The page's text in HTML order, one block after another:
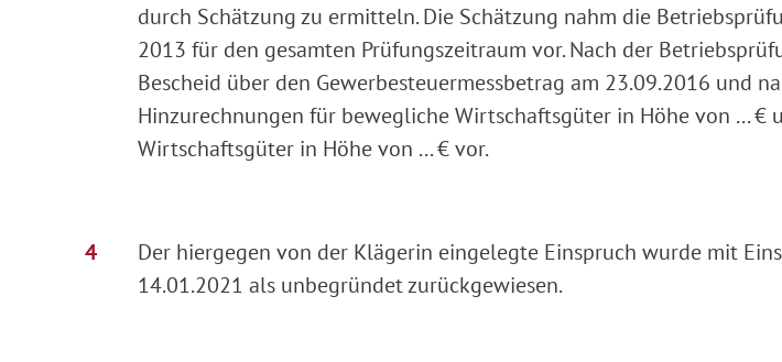
durch Schätzung zu ermitteln. Die Schätzung nahm die
2013 für den gesamten Prüfungszeitraum vor. Nach der
Bescheid über den Gewerbesteuermessbetrag am 23.09.2016 und
Hinzurechnungen für bewegliche Wirtschaftsgüter in Höhe von ... €
Wirtschaftsgüter in Höhe von ... € vor.
Der hiergegen von der Klägerin eingelegte Einspruch wurde mit
14.01.2021 als unbegründet zurückgewiesen.